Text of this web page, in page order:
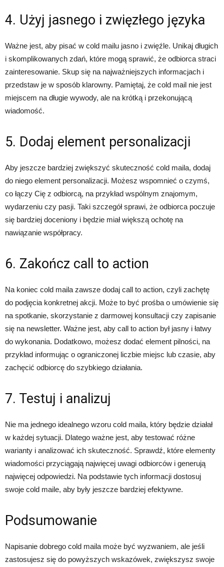
4. Użyj jasnego i zwięzłego języka
Ważne jest, aby pisać w cold mailu jasno i zwięźle. Unikaj długich
i skomplikowanych zdań, które mogą sprawić, że odbiorca straci
zainteresowanie. Skup się na najważniejszych informacjach i
przedstaw je w sposób klarowny. Pamiętaj, że cold mail nie jest
miejscem na długie wywody, ale na krótką i przekonującą
wiadomość.
5. Dodaj element personalizacji
Aby jeszcze bardziej zwiększyć skuteczność cold maila, dodaj
do niego element personalizacji. Możesz wspomnieć o czymś,
co łączy Cię z odbiorcą, na przykład wspólnym znajomym,
wydarzeniu czy pasji. Taki szczegół sprawi, że odbiorca poczuje
się bardziej doceniony i będzie miał większą ochotę na
nawiązanie współpracy.
6. Zakończ call to action
Na koniec cold maila zawsze dodaj call to action, czyli zachętę
do podjęcia konkretnej akcji. Może to być prośba o umówienie się
na spotkanie, skorzystanie z darmowej konsultacji czy zapisanie
się na newsletter. Ważne jest, aby call to action był jasny i łatwy
do wykonania. Dodatkowo, możesz dodać element pilności, na
przykład informując o ograniczonej liczbie miejsc lub czasie, aby
zachęcić odbiorcę do szybkiego działania.
7. Testuj i analizuj
Nie ma jednego idealnego wzoru cold maila, który będzie działał
w każdej sytuacji. Dlatego ważne jest, aby testować różne
warianty i analizować ich skuteczność. Sprawdź, które elementy
wiadomości przyciągają najwięcej uwagi odbiorców i generują
najwięcej odpowiedzi. Na podstawie tych informacji dostosuj
swoje cold maile, aby były jeszcze bardziej efektywne.
Podsumowanie
Napisanie dobrego cold maila może być wyzwaniem, ale jeśli
zastosujesz się do powyższych wskazówek, zwiększysz swoje